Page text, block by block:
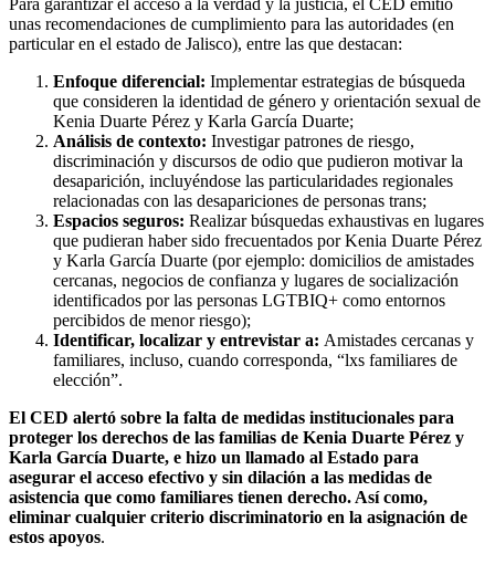
Para garantizar el acceso a la verdad y la justicia, el CED emitió
unas recomendaciones de cumplimiento para las autoridades (en
particular en el estado de Jalisco), entre las que destacan:
Enfoque diferencial: Implementar estrategias de búsqueda
que consideren la identidad de género y orientación sexual de
Kenia Duarte Pérez y Karla García Duarte;
Análisis de contexto: Investigar patrones de riesgo,
discriminación y discursos de odio que pudieron motivar la
desaparición, incluyéndose las particularidades regionales
relacionadas con las desapariciones de personas trans;
Espacios seguros: Realizar búsquedas exhaustivas en lugares
que pudieran haber sido frecuentados por Kenia Duarte Pérez
y Karla García Duarte (por ejemplo: domicilios de amistades
cercanas, negocios de confianza y lugares de socialización
identificados por las personas LGTBIQ+ como entornos
percibidos de menor riesgo);
Identificar, localizar y entrevistar a: Amistades cercanas y
familiares, incluso, cuando corresponda, “lxs familiares de
elección”.
El CED alertó sobre la falta de medidas institucionales para
proteger los derechos de las familias de Kenia Duarte Pérez y
Karla García Duarte, e hizo un llamado al Estado para
asegurar el acceso efectivo y sin dilación a las medidas de
asistencia que como familiares tienen derecho. Así como,
eliminar cualquier criterio discriminatorio en la asignación de
estos apoyos.